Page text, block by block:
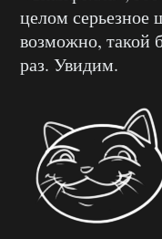
целом
возможно, такой
раз. Увидим.